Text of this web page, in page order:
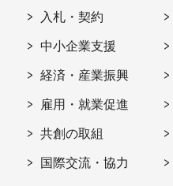
入札・契約
中小企業支援
経済・産業振興
雇用・就業促進
共創の取組
国際交流・協力